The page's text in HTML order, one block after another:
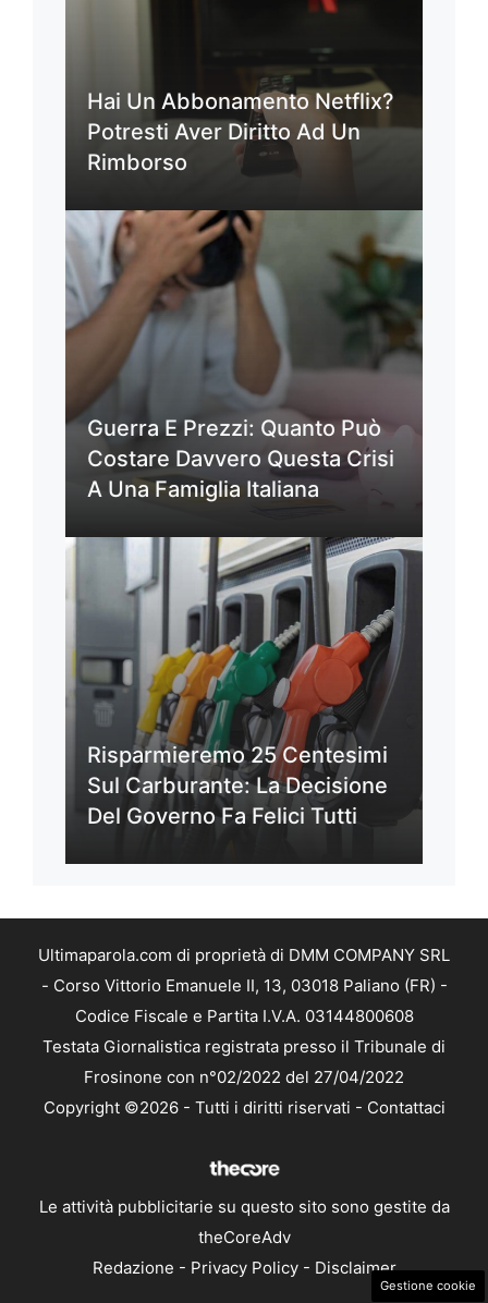
Hai Un Abbonamento Netflix?
Potresti Aver Diritto Ad Un
Rimborso
Guerra E Prezzi: Quanto Può
Costare Davvero Questa Crisi
A Una Famiglia Italiana
Risparmieremo 25 Centesimi
Sul Carburante: La Decisione
Del Governo Fa Felici Tutti
Ultimaparola.com di proprietà di DMM COMPANY SRL
- Corso Vittorio Emanuele II, 13, 03018 Paliano (FR) -
Codice Fiscale e Partita I.V.A. 03144800608
Testata Giornalistica registrata presso il Tribunale di
Frosinone con n°02/2022 del 27/04/2022
Copyright ©2026 - Tutti i diritti riservati - Contattaci
Le attività pubblicitarie su questo sito sono gestite da
theCoreAdv
Redazione - Privacy Policy- Disclaimer
Gestione cookie